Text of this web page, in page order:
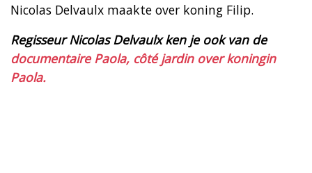
Nicolas Delvaulx maakte over koning Filip.
Regisseur Nicolas Delvaulx ken je ook van de
documentaire Paola, côté jardin over koningin
Paola.